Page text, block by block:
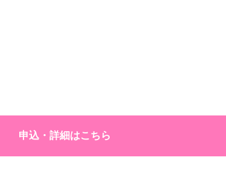
申込・詳細はこちら